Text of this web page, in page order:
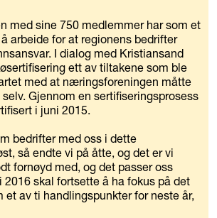
med sine 750 medlemmer har som et
arbeide for at regionens bedrifter
I dialog med Kristiansand
ett av tiltakene som ble
med at næringsforeningen måtte
Gjennom en sertifiseringsprosess
i juni 2015.
bedrifter med oss i dette
så endte vi på åtte, og det er vi
fornøyd med, og det passer oss
2016 skal fortsette å ha fokus på det
et av ti handlingspunkter for neste år,